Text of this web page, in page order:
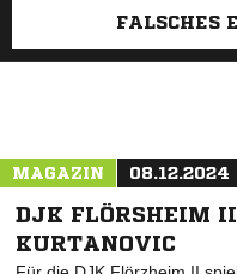
FALSCHES
MAGAZIN 08.12.2024
DJK FLÖRSHEIM
KURTANOVIC